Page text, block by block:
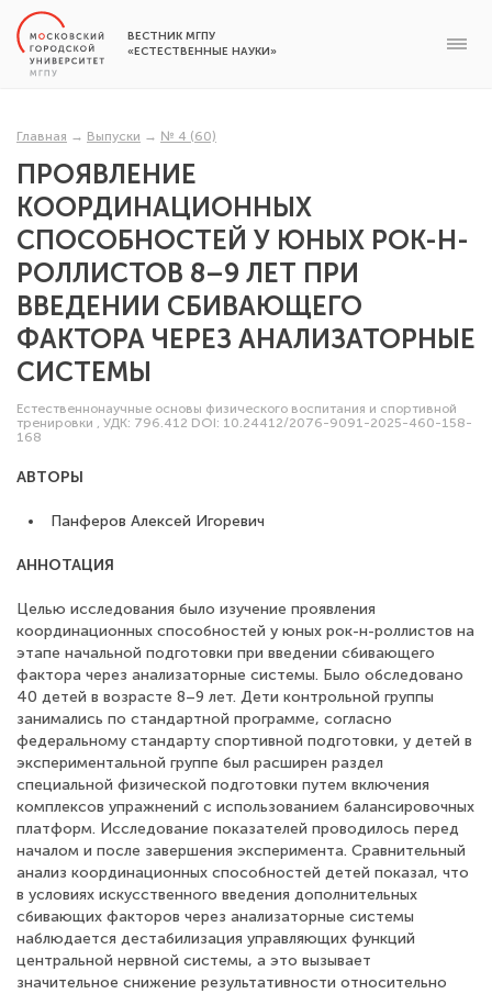
ВЕСТНИК МГПУ
«ЕСТЕСТВЕННЫЕ НАУКИ»
Главная → Выпуски → № 4 (60)
ПРОЯВЛЕНИЕ
КООРДИНАЦИОННЫХ
СПОСОБНОСТЕЙ У ЮНЫХ РОК-Н-
РОЛЛИСТОВ 8–9 ЛЕТ ПРИ
ВВЕДЕНИИ СБИВАЮЩЕГО
ФАКТОРА ЧЕРЕЗ АНАЛИЗАТОРНЫЕ
СИСТЕМЫ
Естественнонаучные основы физического воспитания и спортивной
тренировки , УДК: 796.412 DOI: 10.24412/2076-9091-2025-460-158-
168
АВТОРЫ
Панферов Алексей Игоревич
АННОТАЦИЯ
Целью исследования было изучение проявления
координационных способностей у юных рок-н-роллистов на
этапе начальной подготовки при введении сбивающего
фактора через анализаторные системы. Было обследовано
40 детей в возрасте 8–9 лет. Дети контрольной группы
занимались по стандартной программе, согласно
федеральному стандарту спортивной подготовки, у детей в
экспериментальной группе был расширен раздел
специальной физической подготовки путем включения
комплексов упражнений с использованием балансировочных
платформ. Исследование показателей проводилось перед
началом и после завершения эксперимента. Сравнительный
анализ координационных способностей детей показал, что
в условиях искусственного введения дополнительных
сбивающих факторов через анализаторные системы
наблюдается дестабилизация управляющих функций
центральной нервной системы, а это вызывает
значительное снижение результативности относительно